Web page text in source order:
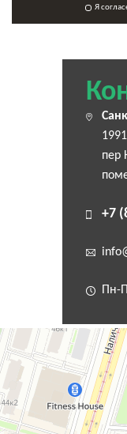
Я
Санкт‑Петербург
Переулок Каховского, 12 —
пер
+7
Пн-